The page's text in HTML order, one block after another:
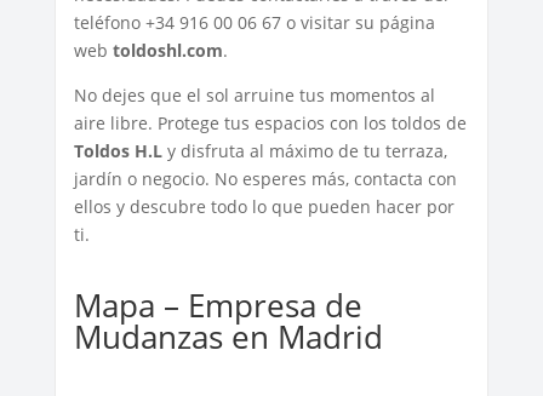
teléfono +34 916 00 06 67 o visitar su página
web toldoshl.com.
No dejes que el sol arruine tus momentos al
aire libre. Protege tus espacios con los toldos de
Toldos H.Ly disfruta al máximo de tu terraza,
jardín o negocio. No esperes más, contacta con
ellos y descubre todo lo que pueden hacer por
ti.
Mapa – Empresa de
Mudanzas en Madrid